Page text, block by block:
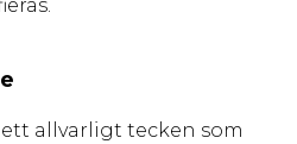
allvarligt tecken som